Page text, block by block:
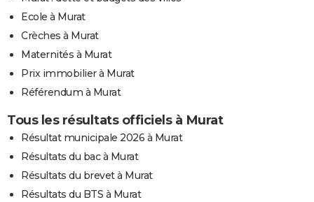
Ecole à Murat
Crèches à Murat
Maternités à Murat
Prix immobilier à Murat
Référendum à Murat
Tous les résultats officiels à Murat
Résultat municipale 2026 à Murat
Résultats du bac à Murat
Résultats du brevet à Murat
Résultats du BTS à Murat